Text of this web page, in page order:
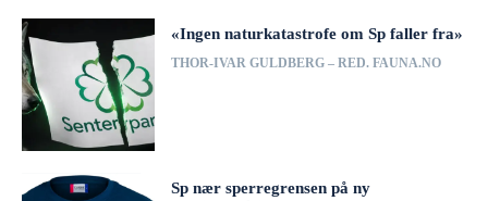
«Ingen naturkatastrofe om Sp faller fra»
THOR-IVAR GULDBERG – RED. FAUNA.NO
Sp nær sperregrensen på ny